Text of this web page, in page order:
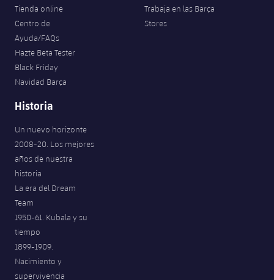
Tienda online
Centro de
Ayuda/FAQs
Hazte Beta Tester
Black Friday
Navidad Barça
Trabaja en las Barça
Stores
Historia
Un nuevo horizonte
2008-20. Los mejores
años de nuestra
historia
La era del Dream
Team
1950-61. Kubala y su
tiempo
1899-1909.
Nacimiento y
supervivencia